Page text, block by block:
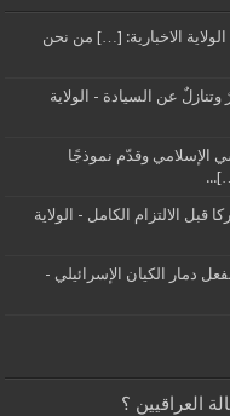
الاخبارية: […] من نحن
عن السيادة - الولاية
الإسلامي وقدّم نموذجًا
قبل الالتزام الكامل - الولاية
دمار الكيان الإسرائيلي -
العراقيين ؟